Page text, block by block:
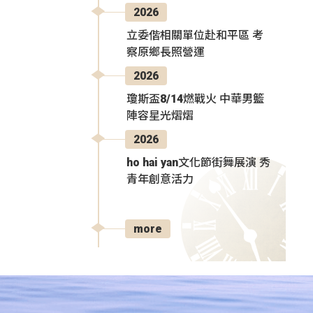
2026
立委偕相關單位赴和平區 考
察原鄉長照營運
2026
瓊斯盃8/14燃戰火 中華男籃
陣容星光熠熠
2026
ho hai yan文化節街舞展演 秀
青年創意活力
more